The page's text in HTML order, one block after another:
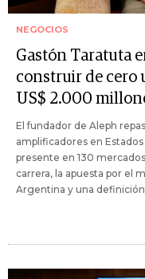
NEGOCIOS
Gastón Taratuta
construir de cero
US$ 2.000
El fundador de Aleph
amplificadores en
presente en 130
carrera, la apuesta por el
Argentina y una